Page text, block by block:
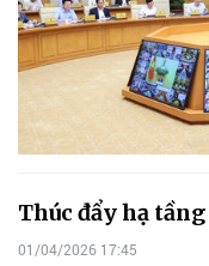
Thúc đẩy hạ
01/04/2026 17:45